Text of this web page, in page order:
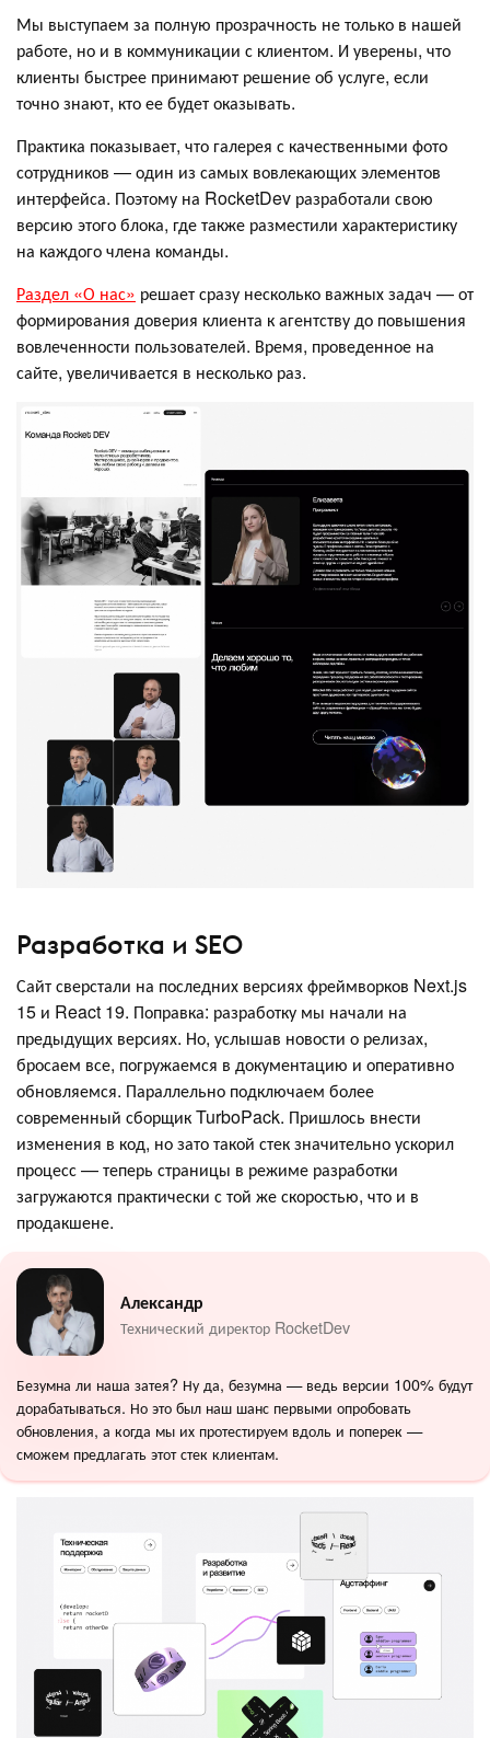
Мы выступаем за полную прозрачность не только в нашей
работе, но и в коммуникации с клиентом. И уверены, что
клиенты быстрее принимают решение об услуге, если
точно знают, кто ее будет оказывать.
Практика показывает, что галерея с качественными фото
сотрудников — один из самых вовлекающих элементов
интерфейса. Поэтому на RocketDev разработали свою
версию этого блока, где также разместили характеристику
на каждого члена команды.
Раздел «О нас» решает сразу несколько важных задач — от
формирования доверия клиента к агентству до повышения
вовлеченности пользователей. Время, проведенное на
сайте, увеличивается в несколько раз.
Разработка и SEO
Сайт сверстали на последних версиях фреймворков Next.js
15 и React 19. Поправка: разработку мы начали на
предыдущих версиях. Но, услышав новости о релизах,
бросаем все, погружаемся в документацию и оперативно
обновляемся. Параллельно подключаем более
современный сборщик TurboPack. Пришлось внести
изменения в код, но зато такой стек значительно ускорил
процесс — теперь страницы в режиме разработки
загружаются практически с той же скоростью, что и в
продакшене.
Александр
Технический директор RocketDev
Безумна ли наша затея? Ну да, безумна — ведь версии 100% будут
дорабатываться. Но это был наш шанс первыми опробовать
обновления, а когда мы их протестируем вдоль и поперек —
сможем предлагать этот стек клиентам.